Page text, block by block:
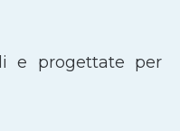
e progettate per